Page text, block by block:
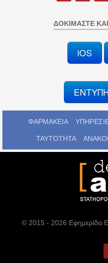
ΔΟΚΙΜΆΣΤΕ
iOS
ΦΑΡΜΑΚΕΙΑ
ΤΑΥΤΟΤΗΤΑ
© 2015 - 2026 Εφημερίδα